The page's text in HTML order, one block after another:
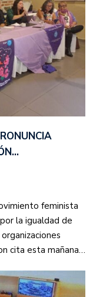
feminista
la igualdad de
cita esta mañana…